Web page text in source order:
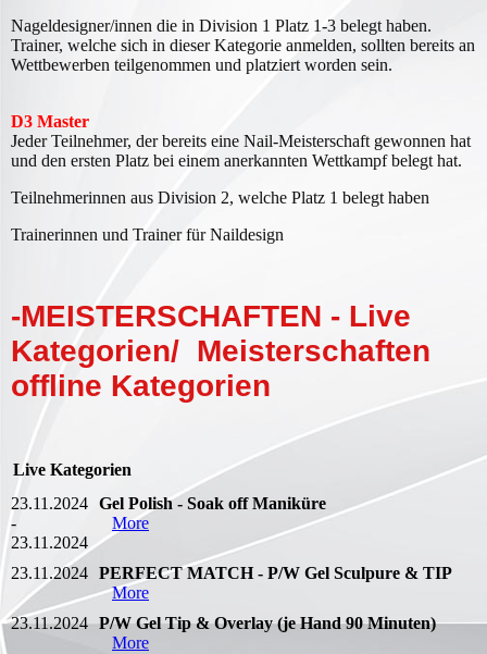
Nageldesigner/innen die in Division 1 Platz 1-3 belegt haben.
Trainer, welche sich in dieser Kategorie anmelden, sollten bereits an
Wettbewerben teilgenommen und platziert worden sein.
D3 Master
Jeder Teilnehmer, der bereits eine Nail-Meisterschaft gewonnen hat
und den ersten Platz bei einem anerkannten Wettkampf belegt hat.
Teilnehmerinnen aus Division 2, welche Platz 1 belegt haben
Trainerinnen und Trainer für Naildesign
-MEISTERSCHAFTEN - Live
Kategorien/ Meisterschaften
offline Kategorien
Live Kategorien
23.11.2024
-
23.11.2024
Gel Polish - Soak off Maniküre
More
23.11.2024 PERFECT MATCH - P/W Gel Sculpure & TIP
More
23.11.2024 P/W Gel Tip & Overlay (je Hand 90 Minuten)
More